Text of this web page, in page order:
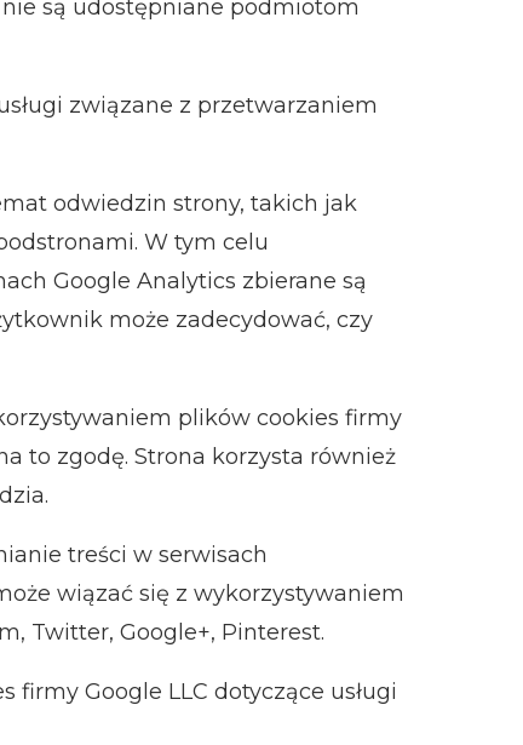
są udostępniane podmiotom
związane z przetwarzaniem
odwiedzin strony, takich jak
W tym celu
Google Analytics zbierane są
może zadecydować, czy
plików cookies firmy
to zgodę. Strona korzysta również
treści w serwisach
wiązać się z wykorzystywaniem
Twitter, Google+, Pinterest.
Google LLC dotyczące usługi